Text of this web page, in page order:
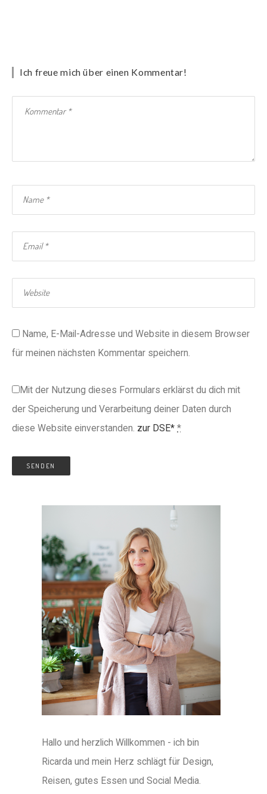
Ich freue mich über einen Kommentar!
Name, E-Mail-Adresse und Website in diesem Browser
für meinen nächsten Kommentar speichern.
Mit der Nutzung dieses Formulars erklärst du dich mit
der Speicherung und Verarbeitung deiner Daten durch
diese Website einverstanden. zur DSE* *
Hallo und herzlich Willkommen - ich bin
Ricarda und mein Herz schlägt für Design,
Reisen, gutes Essen und Social Media.